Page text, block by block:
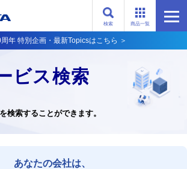
商品一覧
検索
年 特別企画・最新Topicsはこちら ＞
ビス検索
検索することができます。
あなたの会社は、